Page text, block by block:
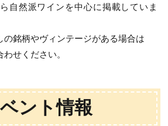
自然派ワインを中心に掲載していま
の銘柄やヴィンテージがある場合は
せください。
ベント情報